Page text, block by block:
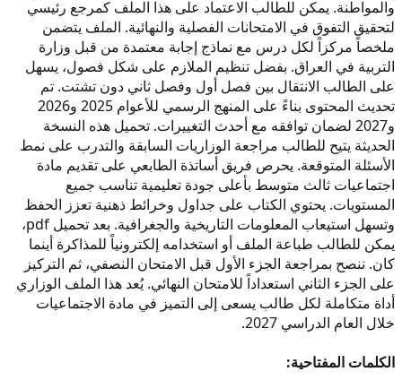
والمواطنة. يمكن للطالب الاعتماد على هذا الملف كمرجع رئيسي
لتحقيق التفوق في الامتحانات الفصلية والنهائية. الملف يتضمن
ملخصاً مركزاً لكل درس مع نماذج إجابة معتمدة من قبل وزارة
التربية في العراق. بفضل تنظيم الملازم على شكل فصول، يسهل
على الطالب الانتقال بين فصل أول وفصل ثاني دون تشتت. تم
تحديث المحتوى بناءً على المنهج الرسمي للأعوام 2025 و2026
و2027 لضمان توافقه مع أحدث التغييرات. تحميل هذه النسخة
الحديثة يتيح للطالب مراجعة الوزاريات السابقة والتدرب على نمط
الأسئلة المتوقعة. يحرص فريق أساتذة الطابعي على تقديم مادة
اجتماعيات ثالث متوسط بأعلى جودة تعليمية تناسب جميع
المستويات. يحتوي الكتاب على جداول وخرائط ذهنية تعزز الحفظ
وتسهل استيعاب المعلومات التاريخية والجغرافية. بعد تحميل pdf،
يمكن للطالب طباعة الملف أو استخدامه إلكترونياً للمذاكرة أينما
كان. ننصح بمراجعة الجزء الأول قبل الامتحان النصفي، ثم التركيز
على الجزء الثاني استعداداً للامتحان النهائي. يُعد هذا الملف الوزاري
أداة متكاملة لكل طالب يسعى إلى التميز في مادة الاجتماعيات
خلال العام الدراسي 2027.
الكلمات المفتاحية: